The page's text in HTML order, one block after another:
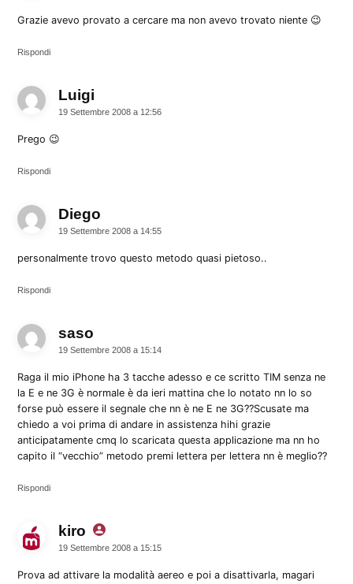
Grazie avevo provato a cercare ma non avevo trovato niente 😉
Rispondi
Luigi
19 Settembre 2008 a 12:56
Prego 😉
Rispondi
Diego
19 Settembre 2008 a 14:55
personalmente trovo questo metodo quasi pietoso..
Rispondi
saso
19 Settembre 2008 a 15:14
Raga il mio iPhone ha 3 tacche adesso e ce scritto TIM senza ne
la E e ne 3G è normale è da ieri mattina che lo notato nn lo so
forse può essere il segnale che nn è ne E ne 3G??Scusate ma
chiedo a voi prima di andare in assistenza hihi grazie
anticipatamente cmq lo scaricata questa applicazione ma nn ho
capito il “vecchio” metodo premi lettera per lettera nn è meglio??
Rispondi
kiro dice:
19 Settembre 2008 a 15:15
Prova ad attivare la modalità aereo e poi a disattivarla, magari